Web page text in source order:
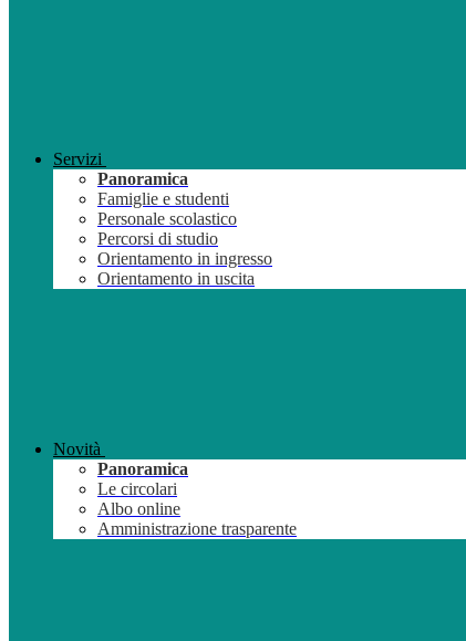
Servizi
Panoramica
Famiglie e studenti
Personale scolastico
Percorsi di studio
Orientamento in ingresso
Orientamento in uscita
Novità
Panoramica
Le circolari
Albo online
Amministrazione trasparente